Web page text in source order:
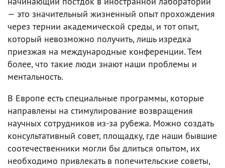
— это значительный жизненный опыт прохождения
через тернии академической среды, и тот опыт,
который невозможно получить, лишь изредка
приезжая на международные конференции. Тем
более, что такие люди знают наши проблемы и
ментальность.
В Европе есть специальные программы, которые
направлены на стимулирование возвращения
научных сотрудников из-за рубежа. Можно создать
консультативный совет, площадку, где наши бывшие
соотечественники могли бы длиться опытом, их
необходимо привлекать в попечительские советы,